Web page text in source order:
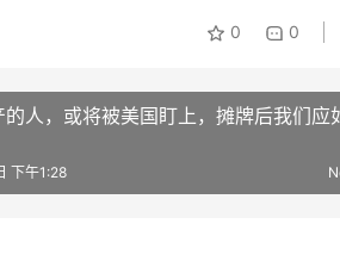
0 0
的人，或将被美国盯上，摊牌后我们应
下午1:28